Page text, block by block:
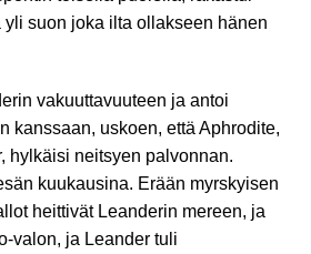
suon joka ilta ollakseen hänen
vakuuttavuuteen ja antoi
kanssaan, uskoen, että Aphrodite,
hylkäisi neitsyen palvonnan.
kuukausina. Erään myrskyisen
heittivät Leanderin mereen, ja
valon, ja Leander tuli